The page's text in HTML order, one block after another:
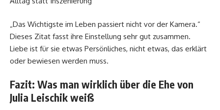
„Das Wichtigste im Leben passiert nicht vor der Kamera.“
Dieses Zitat fasst ihre Einstellung sehr gut zusammen.
Liebe ist für sie etwas Persönliches, nicht etwas, das erklärt
oder bewiesen werden muss.
Fazit: Was man wirklich über die Ehe von
Julia Leischik weiß